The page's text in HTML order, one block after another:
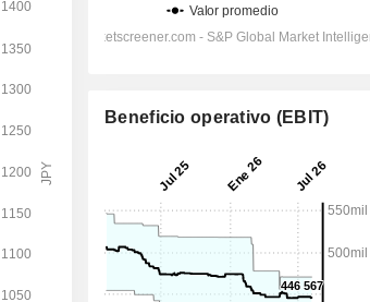
Beneficio operativo (EBIT)